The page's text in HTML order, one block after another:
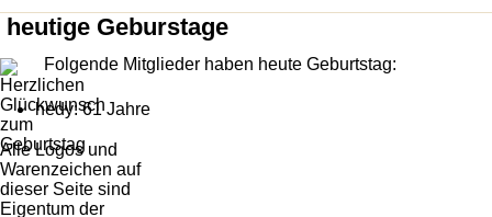
heutige Geburstage
Folgende Mitglieder haben heute Geburtstag:
hedy: 61 Jahre
Alle Logos und
Warenzeichen auf
dieser Seite sind
Eigentum der